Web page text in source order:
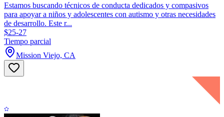
Estamos buscando técnicos de conducta dedicados y compasivos
para apoyar a niños y adolescentes con autismo y otras necesidades
de desarrollo. Este r...
$25-27
Tiempo parcial
Mission Viejo, CA